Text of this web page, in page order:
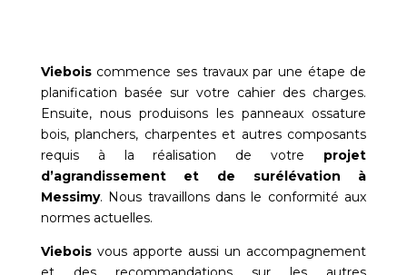
Vieboiscommence ses travaux par une étape de
planification basée sur votre cahier des charges.
Ensuite, nous produisons les panneaux ossature
bois, planchers, charpentes et autres composants
requis à la réalisation de votre projet
d’agrandissement et de surélévation à
Messimy. Nous travaillons dans le conformité aux
normes actuelles.
Vieboisvous apporte aussi un accompagnement